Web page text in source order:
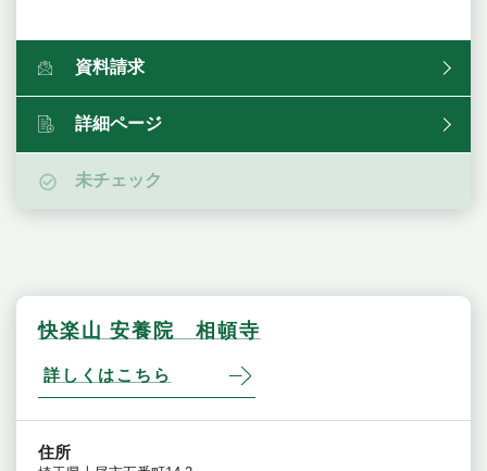
資料請求
詳細ページ
未チェック
快楽山 安養院 相頓寺
詳しくはこちら
住所